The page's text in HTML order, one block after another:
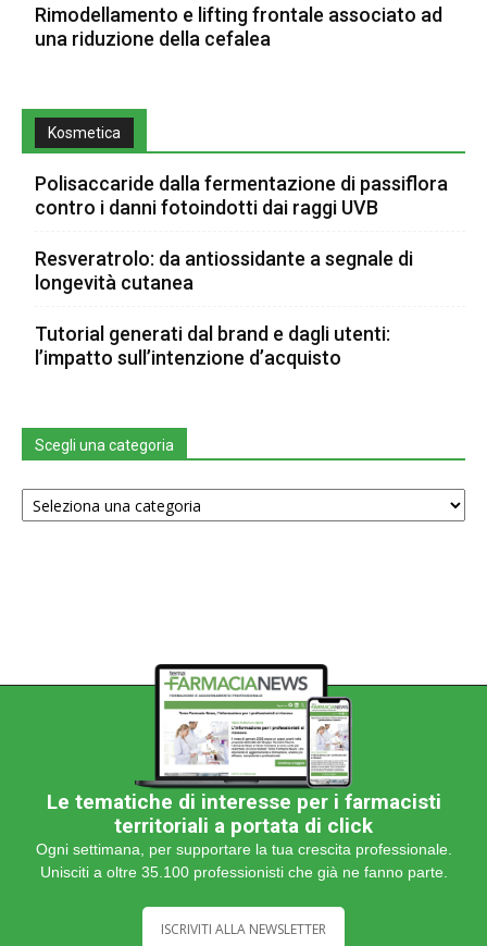
Rimodellamento e lifting frontale associato ad
una riduzione della cefalea
Kosmetica
Polisaccaride dalla fermentazione di passiflora
contro i danni fotoindotti dai raggi UVB
Resveratrolo: da antiossidante a segnale di
longevità cutanea
Tutorial generati dal brand e dagli utenti:
l’impatto sull’intenzione d’acquisto
Scegli una categoria
Scegli
una
Le tematiche di interesse per i farmacisti
territoriali a portata di click
Ogni settimana, per supportare la tua crescita professionale.
Unisciti a oltre 35.100 professionisti che già ne fanno parte.
ISCRIVITI ALLA NEWSLETTER